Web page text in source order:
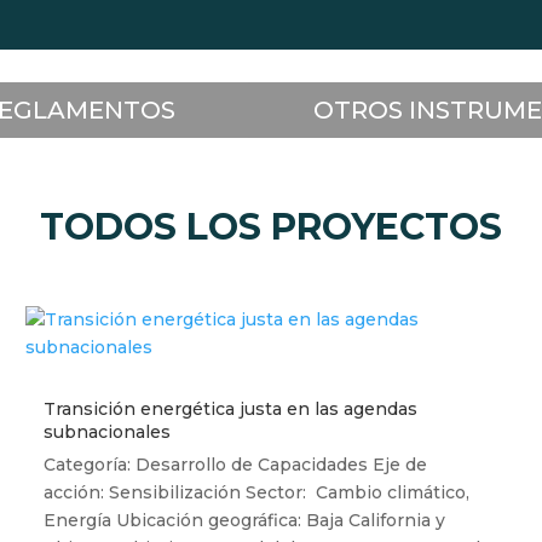
OTROS
TODOS LOS PROYECTOS
Transición energética justa en las agendas
subnacionales
Categoría: Desarrollo de Capacidades Eje de
acción: Sensibilización Sector: Cambio climático,
Energía Ubicación geográfica: Baja California y